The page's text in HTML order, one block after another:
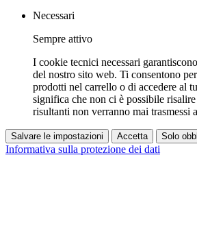
Necessari
Sempre attivo
I cookie tecnici necessari
del nostro sito web. Ti consentono
prodotti nel carrello o di accedere al
significa che non ci è possibile
risultanti non verranno mai trasmessi
Salvare le impostazioni Accetta Solo
Informativa sulla protezione dei dati